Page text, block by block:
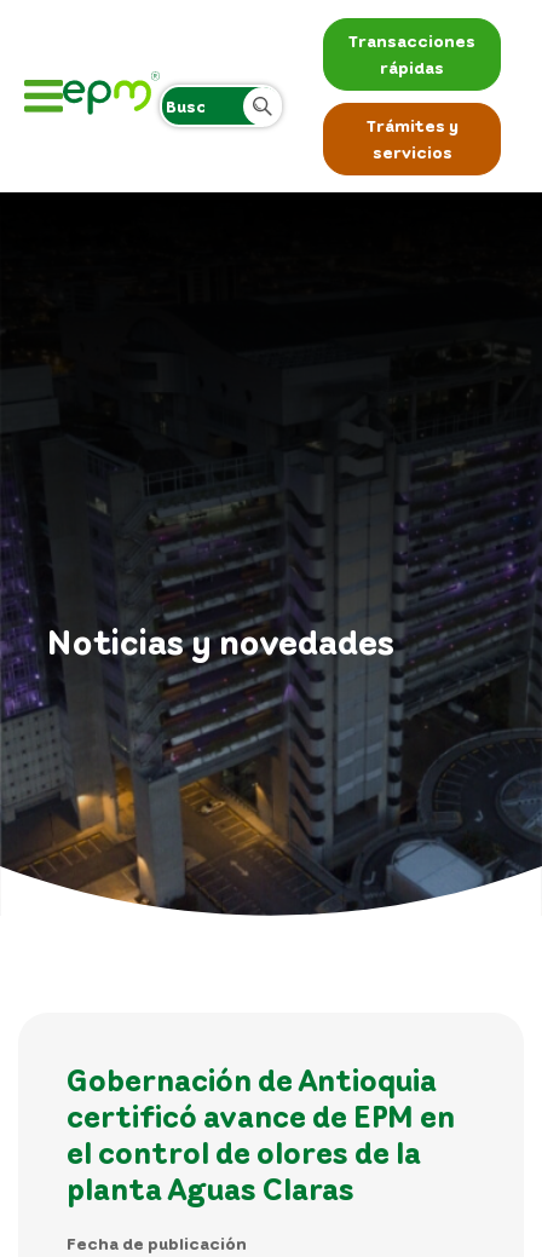
Transacciones
rápidas
Trámites y
servicios
Noticias y novedades
Gobernación de Antioquia
certificó avance de EPM en
el control de olores de la
planta Aguas Claras
Fecha de publicación